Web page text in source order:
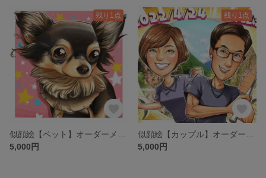
残り1点
5,000円
残り1点
5,000円